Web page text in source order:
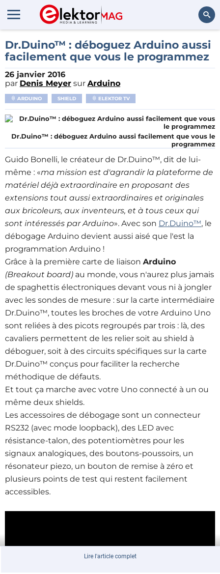
Rechercher
Dr.Duino™ : déboguez Arduino aussi
facilement que vous le programmez
26 janvier 2016
par Denis Meyer sur Arduino
ARDUINO SHIELD ELEKTOR TV
Dr.Duino™ : déboguez Arduino aussi facilement que vous le
programmez
Guido Bonelli, le créateur de Dr.Duino™, dit de lui-
même : «ma mission est d'agrandir la plateforme de
matériel déjà extraordinaire en proposant des
extensions tout aussi extraordinaires et originales
aux bricoleurs, aux inventeurs, et à tous ceux qui
sont intéressés par Arduino». Avec son Dr.Duino™, le
débogage Arduino devient aussi aisé que l'est la
programmation Arduino !
Grâce à la première carte de liaison Arduino
(Breakout board) au monde, vous n'aurez plus jamais
de spaghettis électroniques devant vous ni à jongler
avec les sondes de mesure : sur la carte intermédiaire
Dr.Duino™, toutes les broches de votre Arduino Uno
sont reliées à des picots regroupés par trois : là, des
cavaliers permettent de les relier soit au shield à
déboguer, soit à des circuits spécifiques sur la carte
Dr.Duino™ conçus pour faciliter la recherche
méthodique de défauts.
Et tout ça marche avec votre Uno connecté à un ou
même deux shields.
Les accessoires de débogage sont un connecteur
RS232 (avec mode loopback), des LED avec
résistance-talon, des potentiomètres pour les
signaux analogiques, des boutons-poussoirs, un
résonateur piezo, un bouton de remise à zéro et
plusieurs points de test qui restent facilement
accessibles.
Lire l'article complet